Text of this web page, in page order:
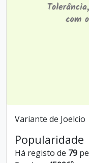
Variante de Joelcio
Popularidade
Há registo de 79